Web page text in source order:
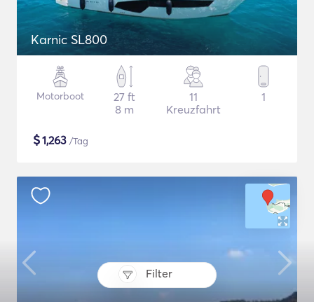
Filter
Karnic SL800
Motorboot
27 ft
8 m
11
Kreuzfahrt
1
$1,263 /Tag